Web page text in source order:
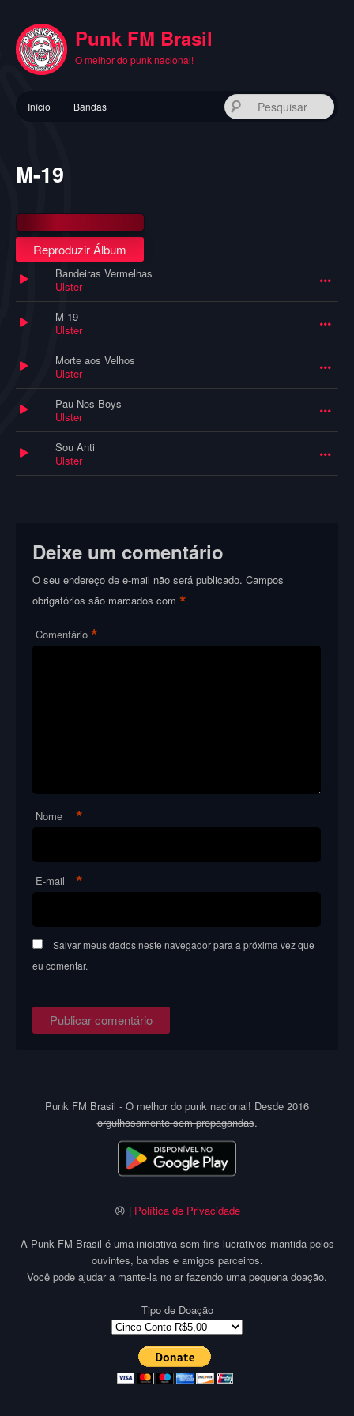
conteúdo
principal
Punk FM Brasil
O melhor do punk nacional!
principal
Início Bandas
M-19
Reproduzir Álbum
Bandeiras Vermelhas
Ulster
M-19
Ulster
Morte aos Velhos
Ulster
Pau Nos Boys
Ulster
Sou Anti
Ulster
Deixe um comentário
O seu endereço de e-mail não será publicado. Campos
obrigatórios são marcados com*
Comentário *
Nome *
E-mail *
Salvar meus dados neste navegador para a próxima vez que
eu comentar.
Punk FM Brasil - O melhor do punk nacional! Desde 2016
orgulhosamente sem propagandas.
😞 | Política de Privacidade
A Punk FM Brasil é uma iniciativa sem fins lucrativos mantida pelos
ouvintes, bandas e amigos parceiros.
Você pode ajudar a mante-la no ar fazendo uma pequena doação.
Tipo de Doação